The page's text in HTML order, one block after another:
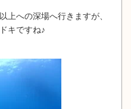
上への深場へ行きますが、
キですね♪